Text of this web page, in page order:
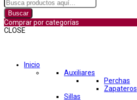
Buscar
Comprar por categorías
CLOSE
Inicio
Auxiliares
Perchas
Zapateros
Sillas